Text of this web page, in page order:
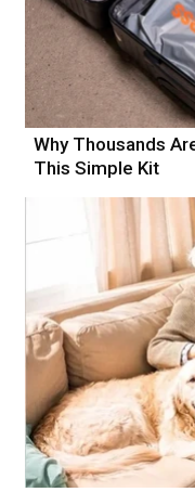
Why Thousands
This Simple Kit